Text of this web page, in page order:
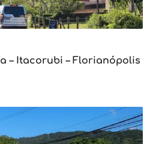
– Itacorubi – Florianópolis